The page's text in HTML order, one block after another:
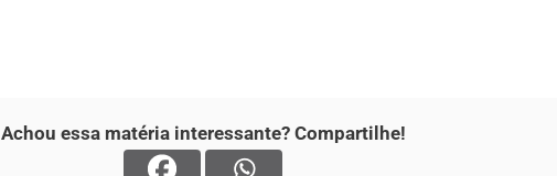
Achou essa matéria interessante? Compartilhe!